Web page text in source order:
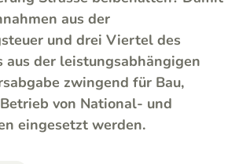
aus der
und drei Viertel des
aus der leistungsabhängigen
zwingend für Bau,
von National- und
eingesetzt werden.